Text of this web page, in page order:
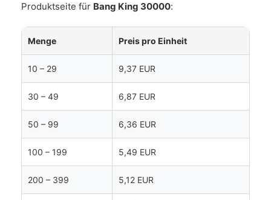
Produktseite für Bang King 30000:
Menge Preis pro Einheit
10 – 29 9,37 EUR
30 – 49 6,87 EUR
50 – 99 6,36 EUR
100 – 199 5,49 EUR
200 – 399 5,12 EUR